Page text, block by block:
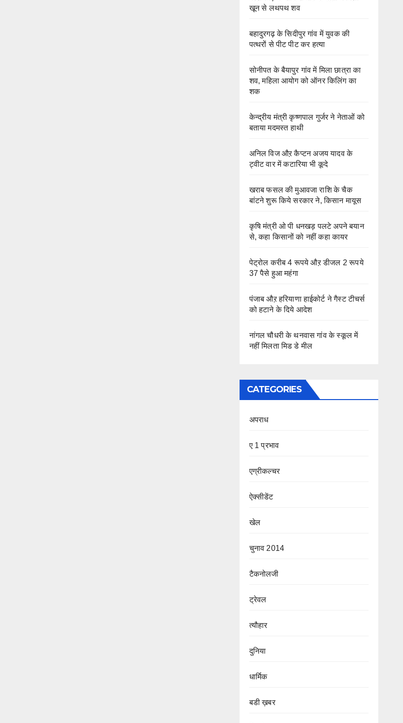
खून से लथपथ शव
बहादुरगढ़ के सिदीपुर गांव में युवक की
पत्थरों से पीट पीट कर हत्या
सोनीपत के बैयापुर गांव में मिला छात्रा का
शव, महिला आयोग को ऑनर किलिंग का
शक
केन्द्रीय मंत्री कृष्णपाल गुर्जर ने नेताओं को
बताया मदमस्त हाथी
अनिल विज औऱ कैप्टन अजय यादव के
ट्वीट वार में कटारिया भी कूदे
खराब फसल की मुआवजा राशि के चैक
बांटने शुरू किये सरकार ने, किसान मायूस
कृषि मंत्री ओ पी धनखड़ पलटे अपने बयान
से, कहा किसानों को नहीं कहा कायर
पेट्रोल करीब 4 रूपये औऱ डीजल 2 रूपये
37 पैसे हुआ महंगा
पंजाब औऱ हरियाणा हाईकोर्ट ने गैस्ट टीचर्स
को हटाने के दिये आदेश
नांगल चौधरी के थनवास गांव के स्कूल में
नहीं मिलता मिड डे मील
CATEGORIES
अपराध
ए 1 प्रभाव
एग्रीकल्चर
ऐक्सीडेंट
खेल
चुनाव 2014
टैकनोलजी
ट्रेवल
त्यौहार
दुनिया
धार्मिक
बडी ख़बर